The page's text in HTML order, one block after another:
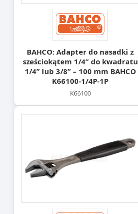
BAHCO: Adapter do nasadki z
sześciokątem 1/4” do kwadratu
1/4” lub 3/8” – 100 mm BAHCO
K66100-1/4P-1P
K66100